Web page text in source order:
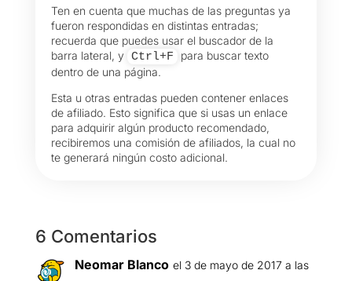
Ten en cuenta que muchas de las preguntas ya
fueron respondidas en distintas entradas;
recuerda que puedes usar el buscador de la
barra lateral, y Ctrl+F
para buscar texto
dentro de una página.
Esta u otras entradas pueden contener enlaces
de afiliado. Esto significa que si usas un enlace
para adquirir algún producto recomendado,
recibiremos una comisión de afiliados, la cual no
te generará ningún costo adicional.
6 Comentarios
Neomar Blanco el 3 de mayo de 2017 a las